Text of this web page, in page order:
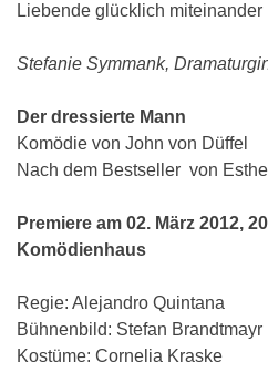
Liebende glücklich miteinander
Stefanie Symmank,
Der dressierte Mann
Komödie von John von Düffel
Nach dem Bestseller von
Premiere am 02. März 2012,
Komödienhaus
Regie: Alejandro Quintana
Bühnenbild: Stefan Brandtmayr
Kostüme: Cornelia Kraske